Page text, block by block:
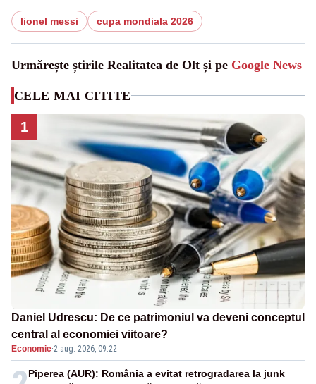
lionel messi cupa mondiala 2026
Urmărește știrile Realitatea de Olt și pe Google News
CELE MAI CITITE
1
Daniel Udrescu: De ce patrimoniul va deveni conceptul
central al economiei viitoare?
Economie·2 aug. 2026, 09:22
Piperea (AUR): România a evitat retrogradarea la junk